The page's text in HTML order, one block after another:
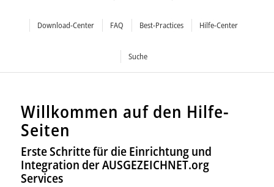
Download-Center FAQ Best-Practices Hilfe-Center
Suche
Willkommen auf den Hilfe-
Seiten
Erste Schritte für die Einrichtung und
Integration der AUSGEZEICHNET.org
Services